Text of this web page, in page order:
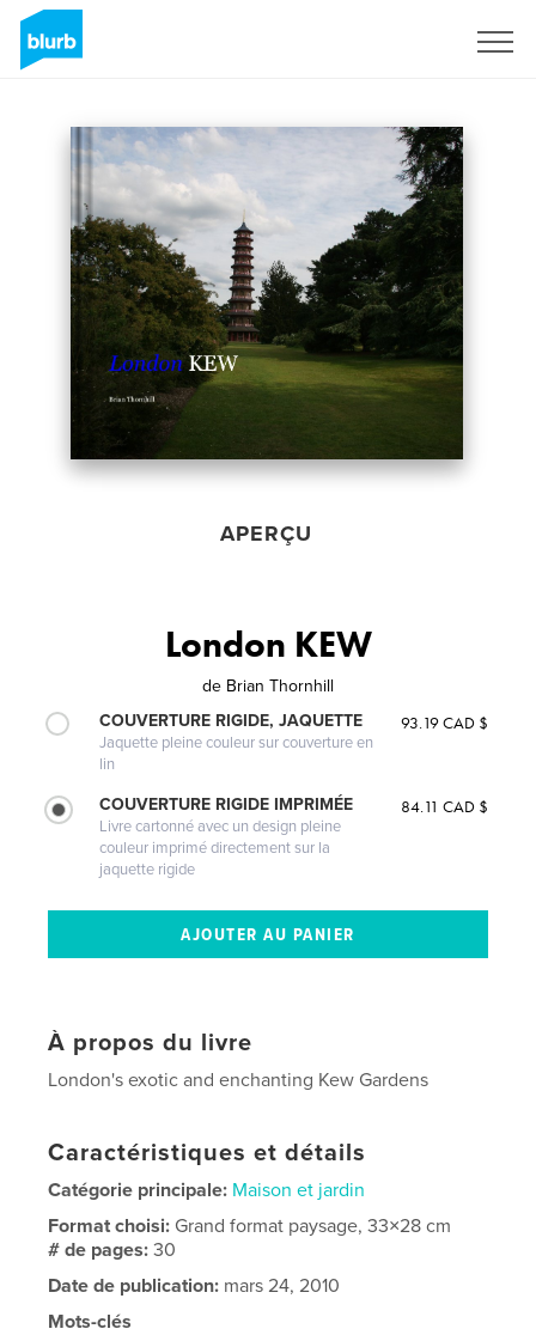
APERÇU
London KEW
de Brian Thornhill
COUVERTURE RIGIDE, JAQUETTE
Jaquette pleine couleur sur couverture en
lin
93.19 CAD $
COUVERTURE RIGIDE IMPRIMÉE
Livre cartonné avec un design pleine
couleur imprimé directement sur la
jaquette rigide
84.11 CAD $
À propos du livre
London's exotic and enchanting Kew Gardens
Caractéristiques et détails
Catégorie principale: Maison et jardin
Format choisi: Grand format paysage, 33×28 cm
# de pages:30
Date de publication: mars 24, 2010
Mots-clés